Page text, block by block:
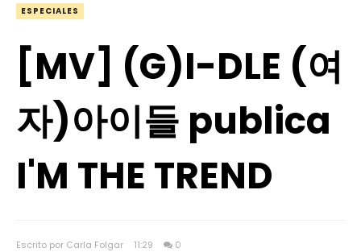
ESPECIALES
[MV] (G)I-DLE (여
자)아이들 publica
I'M THE TREND
Escrito por Carla Folgar 11:29 0